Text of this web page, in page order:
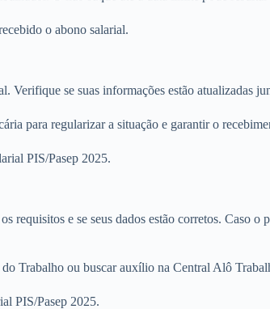
o abono salarial.
Verifique se suas informações estão atualizadas
para regularizar a situação e garantir o
PIS/Pasep 2025.
requisitos e se seus dados estão corretos. Caso
Trabalho ou buscar auxílio na Central Alô
PIS/Pasep 2025.